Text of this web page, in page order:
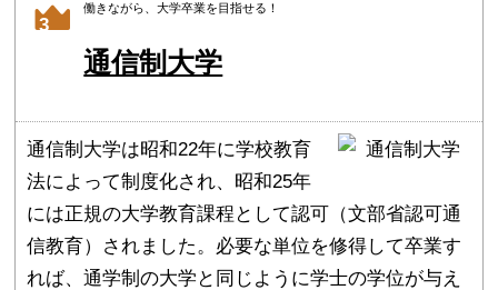
3
働きながら、大学卒業を目指せる！
通信制大学
通信制大学は昭和22年に学校教育
法によって制度化され、昭和25年
には正規の大学教育課程として認可（文部省認可通
信教育）されました。必要な単位を修得して卒業す
れば、通学制の大学と同じように学士の学位が与え